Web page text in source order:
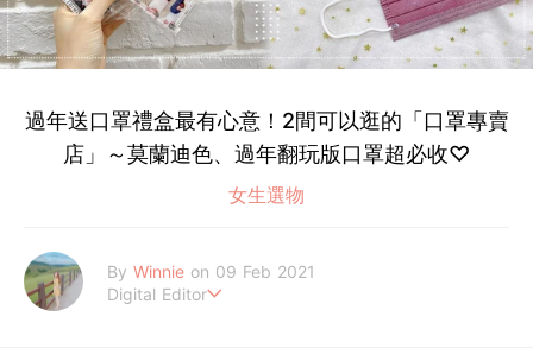
過年送口罩禮盒最有心意！2間可以逛的「口罩專賣
店」～莫蘭迪色、過年翻玩版口罩超必收♡
女生選物
By Winnie on 09 Feb 2021
Digital Editor